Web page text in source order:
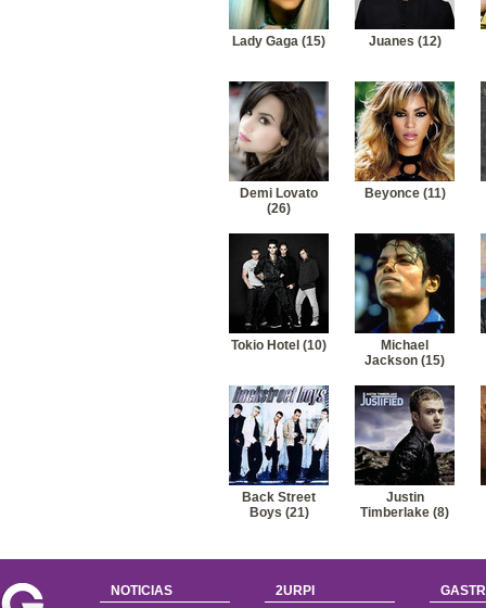
Lady Gaga (15) Juanes (12)
Demi Lovato
(26)
Beyonce (11)
Tokio Hotel (10)
Michael
Jackson (15)
Back Street
Boys (21)
Justin
Timberlake (8)
NOTICIAS 2URPI